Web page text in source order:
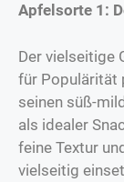
Apfelsorte 1:
Der vielseitige
für Populärität
seinen süß-
als idealer
feine Textur
vielseitig